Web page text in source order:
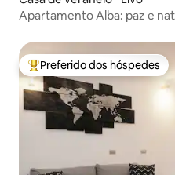
Apartamento Alba: paz e
Entre os melhores
Preferido dos hóspedes